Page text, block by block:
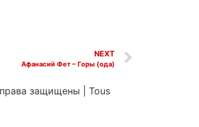
NEXT
Афанасий Фет – Горы (ода)
защищены
Tous